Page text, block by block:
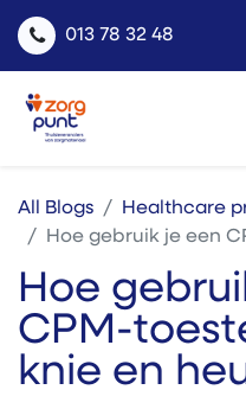
013 78 32 48
All Blogs
Healthcare
Hoe gebruik je een
Hoe
CPM-
knie en